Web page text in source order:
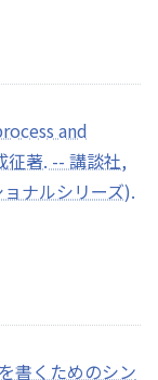
and
著. -- 講談社,
ナルシリーズ).
書くためのシン